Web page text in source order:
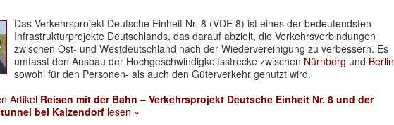
Das Verkehrsprojekt Deutsche Einheit Nr. 8 (VDE 8) ist eines der bedeutendsten
Infrastrukturprojekte Deutschlands, das darauf abzielt, die Verkehrsverbindungen
zwischen Ost- und Westdeutschland nach der Wiedervereinigung zu verbessern. Es
umfasst den Ausbau der Hochgeschwindigkeitsstrecke zwischen Nürnberg und Berlin
sowohl für den Personen- als auch den Güterverkehr genutzt wird.
Artikel Reisen mit der Bahn – Verkehrsprojekt Deutsche Einheit Nr. 8 und der
bei Kalzendorf lesen »